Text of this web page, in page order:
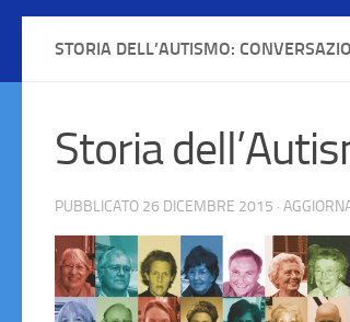
STORIA DELL’AUTISMO:
Storia
PUBBLICATO 26 DICEMBRE 2015 ·